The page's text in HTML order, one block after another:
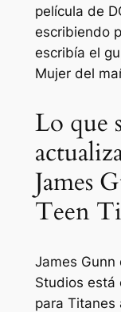
película de
escribiendo
escribía el
Mujer del
Lo que
James
Teen
James
Studios está
para Titanes